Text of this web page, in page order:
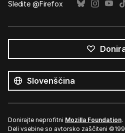
Sledite @Firefox
jeziki
Jezik
Donirajte neprofitni Mozilla Foundation.
Deli vsebine so avtorsko zaščiteni